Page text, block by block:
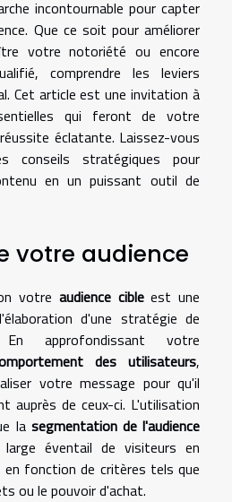
incontournable pour capter
Que ce soit pour améliorer
votre notoriété ou encore
comprendre les leviers
Cet article est une invitation à
qui feront de votre
éclatante. Laissez-vous
conseils stratégiques pour
en un puissant outil de
votre audience
votre audience cibleest une
d'une stratégie de
approfondissant votre
des utilisateurs,
votre message pour qu'il
auprès de ceux-ci. L'utilisation
la segmentation de l'audience
éventail de visiteurs en
en fonction de critères tels que
ou le pouvoir d'achat.